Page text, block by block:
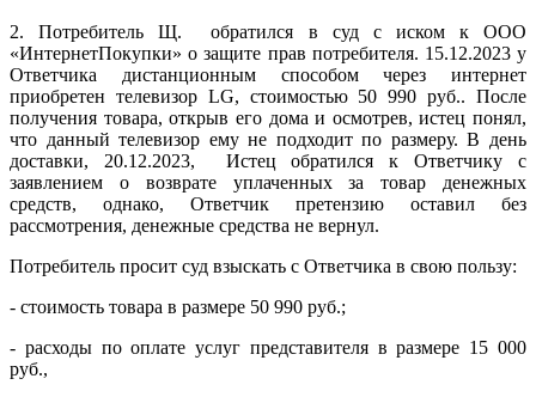
2. Потребитель Щ. обратился в суд с иском к ООО
«ИнтернетПокупки» о защите прав потребителя. 15.12.2023 у
Ответчика дистанционным способом через интернет
приобретен телевизор LG, стоимостью 50 990 руб.. После
получения товара, открыв его дома и осмотрев, истец понял,
что данный телевизор ему не подходит по размеру. В день
доставки, 20.12.2023, Истец обратился к Ответчику с
заявлением о возврате уплаченных за товар денежных
средств, однако, Ответчик претензию оставил без
рассмотрения, денежные средства не вернул.
Потребитель просит суд взыскать с Ответчика в свою пользу:
- стоимость товара в размере 50 990 руб.;
- расходы по оплате услуг представителя в размере 15 000
руб.,